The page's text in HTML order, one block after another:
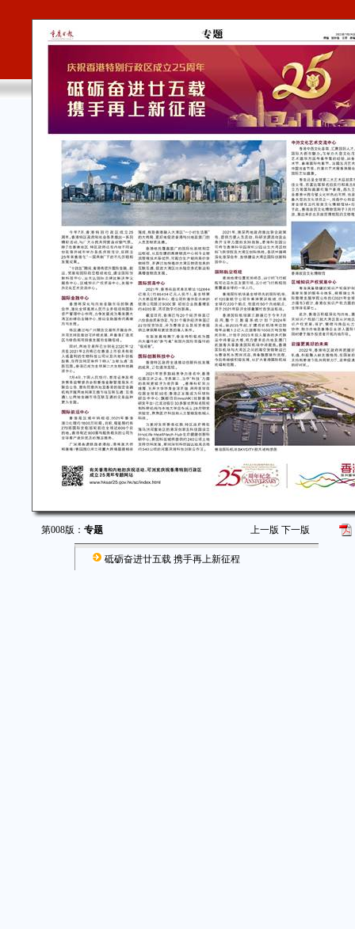
第008版： 专题 上一版 下一版
砥砺奋进廿五载 携手再上新征程